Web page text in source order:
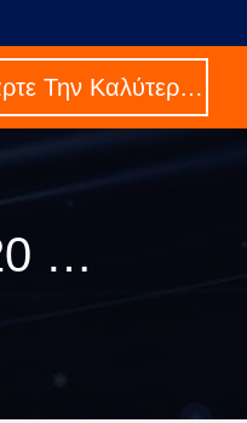
Πάρτε Την Καλύτερη Τιμή
ΚΑΛΟΥΛΕΙΑ [ interactive information kiosk ] Αντιστοιχία 120 προϊόντα